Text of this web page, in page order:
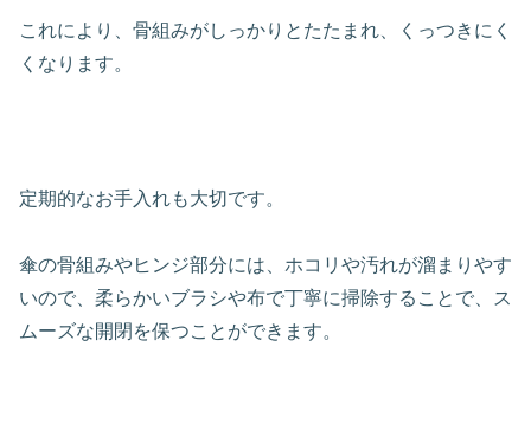
これにより、骨組みがしっかりとたたまれ、くっつきにく
くなります。
定期的なお手入れも大切です。
傘の骨組みやヒンジ部分には、ホコリや汚れが溜まりやす
いので、柔らかいブラシや布で丁寧に掃除することで、ス
ムーズな開閉を保つことができます。